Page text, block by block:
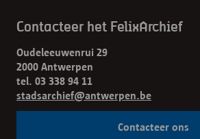
Contacteer het FelixArchief
Oudeleeuwenrui 29
2000 Antwerpen
tel. 03 338 94 11
stadsarchief@antwerpen.be
Contacteer ons